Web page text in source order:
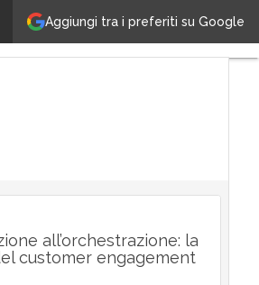
Aggiungi tra i preferiti su Google
all’orchestrazione: la
customer engagement